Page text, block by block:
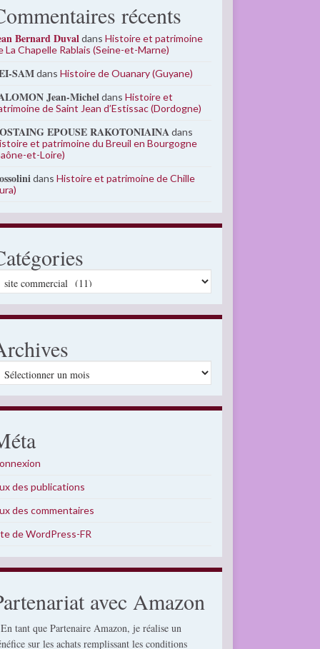
récents
Bernard DuvaldansHistoire et patrimoine
La Chapelle Rablais (Seine-et-Marne)
SAMdansHistoire de Ouanary (Guyane)
Jean-MicheldansHistoire et
de Saint Jean d’Estissac (Dordogne)
EPOUSE RAKOTONIAINAdans
et patrimoine du Breuil en Bourgogne
et-Loire)
dansHistoire et patrimoine de Chille
des publications
des commentaires
de WordPress-FR
avec Amazon
tant que Partenaire Amazon, je réalise un
sur les achats remplissant les conditions